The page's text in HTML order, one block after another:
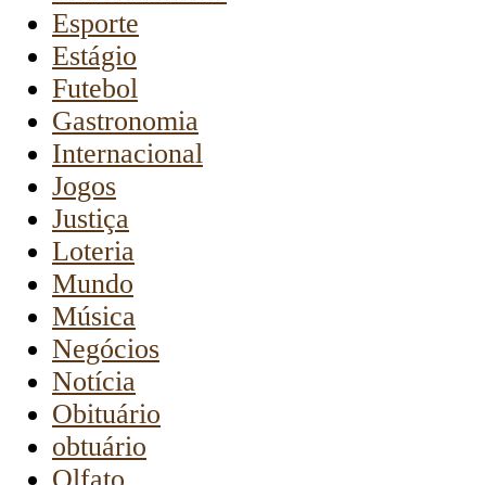
Esporte
Estágio
Futebol
Gastronomia
Internacional
Jogos
Justiça
Loteria
Mundo
Música
Negócios
Notícia
Obituário
obtuário